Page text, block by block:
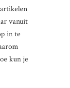
vanuit
in te
kun je